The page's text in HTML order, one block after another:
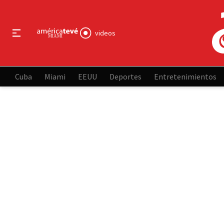
videos
Cuba Miami EEUU Deportes Entretenimientos